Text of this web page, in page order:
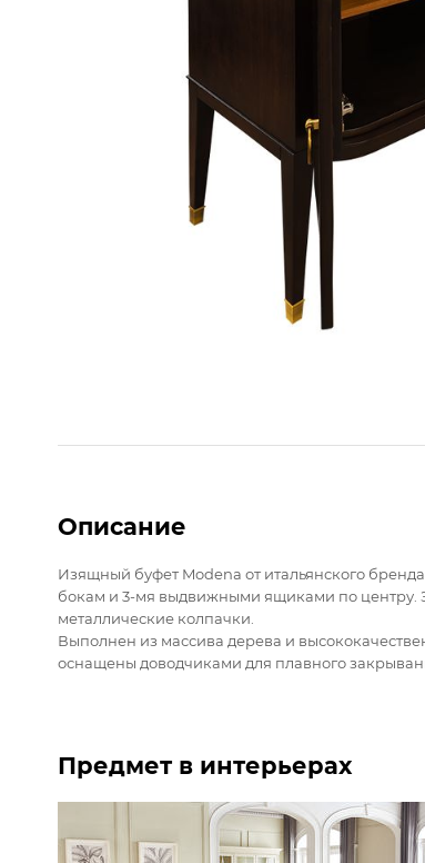
Описание
Изящный буфет Modena от итальянского
бокам и 3-мя выдвижными ящиками по центру.
металлические колпачки.
Выполнен из массива дерева и
оснащены доводчиками для плавного
Предмет в интерьерах